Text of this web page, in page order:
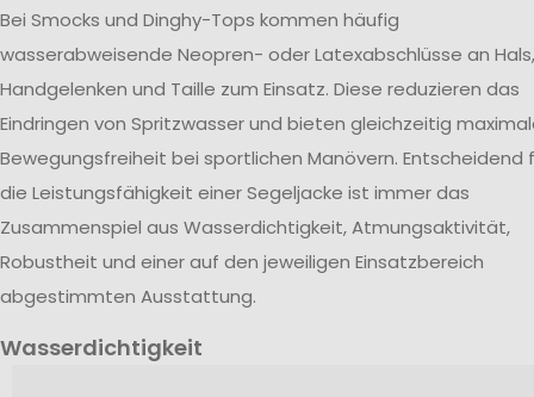
Bei Smocks und Dinghy-Tops kommen häufig
wasserabweisende Neopren- oder Latexabschlüsse an Hals,
Handgelenken und Taille zum Einsatz. Diese reduzieren das
Eindringen von Spritzwasser und bieten gleichzeitig
Bewegungsfreiheit bei sportlichen Manövern. Entscheidend
die Leistungsfähigkeit einer Segeljacke ist immer das
Zusammenspiel aus Wasserdichtigkeit, Atmungsaktivität,
Robustheit und einer auf den jeweiligen Einsatzbereich
abgestimmten Ausstattung.
Wasserdichtigkeit